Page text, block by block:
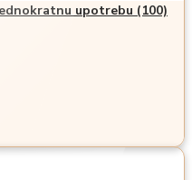
upotrebu (100)